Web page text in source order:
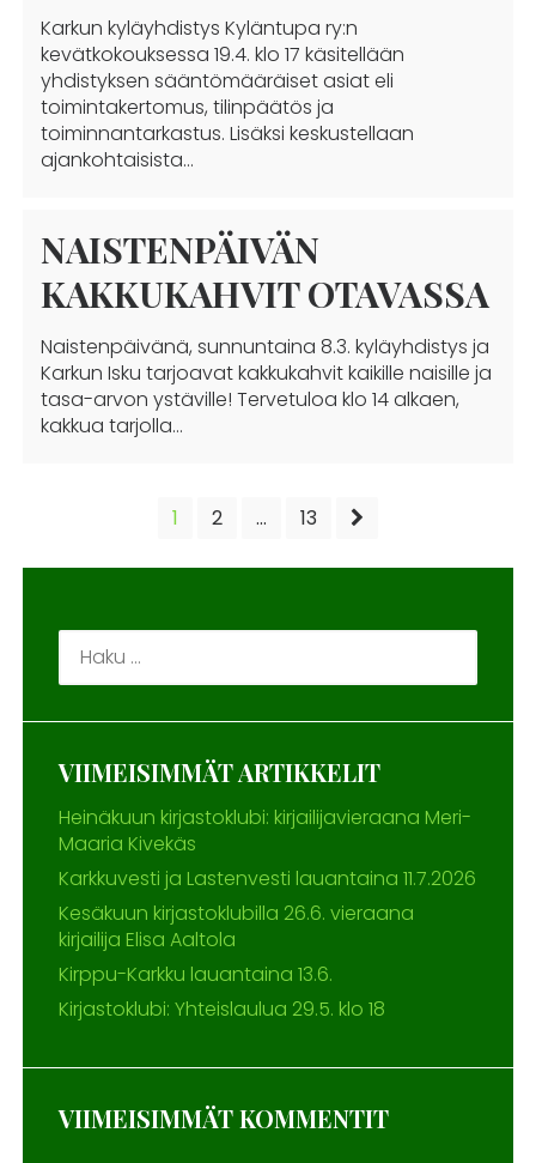
Karkun kyläyhdistys Kyläntupa ry:n
kevätkokouksessa 19.4. klo 17 käsitellään
yhdistyksen sääntömääräiset asiat eli
toimintakertomus, tilinpäätös ja
toiminnantarkastus. Lisäksi keskustellaan
ajankohtaisista…
NAISTENPÄIVÄN
KAKKUKAHVIT OTAVASSA
Naistenpäivänä, sunnuntaina 8.3. kyläyhdistys ja
Karkun Isku tarjoavat kakkukahvit kaikille naisille ja
tasa-arvon ystäville! Tervetuloa klo 14 alkaen,
kakkua tarjolla…
ARTIKKELIEN
SIVUTUS
1 2 … 13
Haku:
VIIMEISIMMÄT ARTIKKELIT
Heinäkuun kirjastoklubi: kirjailijavieraana Meri-
Maaria Kivekäs
Karkkuvesti ja Lastenvesti lauantaina 11.7.2026
Kesäkuun kirjastoklubilla 26.6. vieraana
kirjailija Elisa Aaltola
Kirppu-Karkku lauantaina 13.6.
Kirjastoklubi: Yhteislaulua 29.5. klo 18
VIIMEISIMMÄT KOMMENTIT